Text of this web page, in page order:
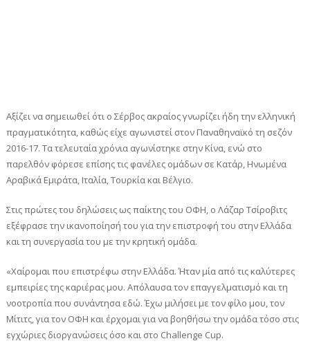
Αξίζει να σημειωθεί ότι ο Σέρβος ακραίος γνωρίζει ήδη την ελληνική
πραγματικότητα, καθώς είχε αγωνιστεί στον Παναθηναϊκό τη σεζόν
2016-17. Τα τελευταία χρόνια αγωνίστηκε στην Κίνα, ενώ στο
παρελθόν φόρεσε επίσης τις φανέλες ομάδων σε Κατάρ, Ηνωμένα
Αραβικά Εμιράτα, Ιταλία, Τουρκία και Βέλγιο.
Στις πρώτες του δηλώσεις ως παίκτης του ΟΦΗ, ο Λάζαρ Τσίροβιτς
εξέφρασε την ικανοποίησή του για την επιστροφή του στην Ελλάδα
και τη συνεργασία του με την κρητική ομάδα.
«Χαίρομαι που επιστρέφω στην Ελλάδα. Ήταν μία από τις καλύτερες
εμπειρίες της καριέρας μου. Απόλαυσα τον επαγγελματισμό και τη
νοοτροπία που συνάντησα εδώ. Έχω μιλήσει με τον φίλο μου, τον
Μίτιτς, για τον ΟΦΗ και έρχομαι για να βοηθήσω την ομάδα τόσο στις
εγχώριες διοργανώσεις όσο και στο Challenge Cup.